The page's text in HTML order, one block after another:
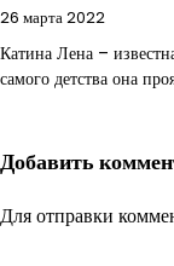
26 марта 2022
Катина Лена –
самого детства она
Добавить
Для отправки